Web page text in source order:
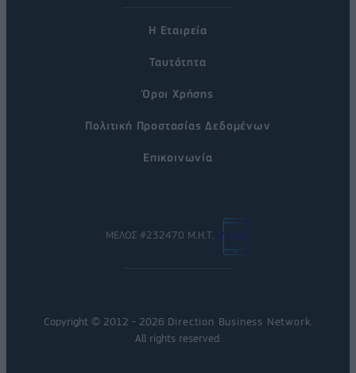
Η Εταιρεία
Ταυτότητα
Όροι Χρήσης
Πολιτική Προστασίας Δεδομένων
Επικοινωνία
ΜΕΛΟΣ #232470 Μ.Η.Τ.
Copyright © 2012 - 2026 Direction Business Network
All rights reserved.